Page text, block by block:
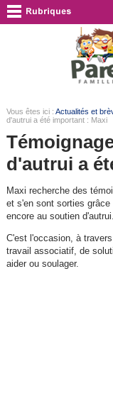
Vous êtes ici : Actualités et
d'autrui a été important : Maxi
d'autrui a
Maxi recherche des
et s'en sont sorties
encore au soutien
C'est l'occasion, à
travail associatif, de
aider ou soulager.